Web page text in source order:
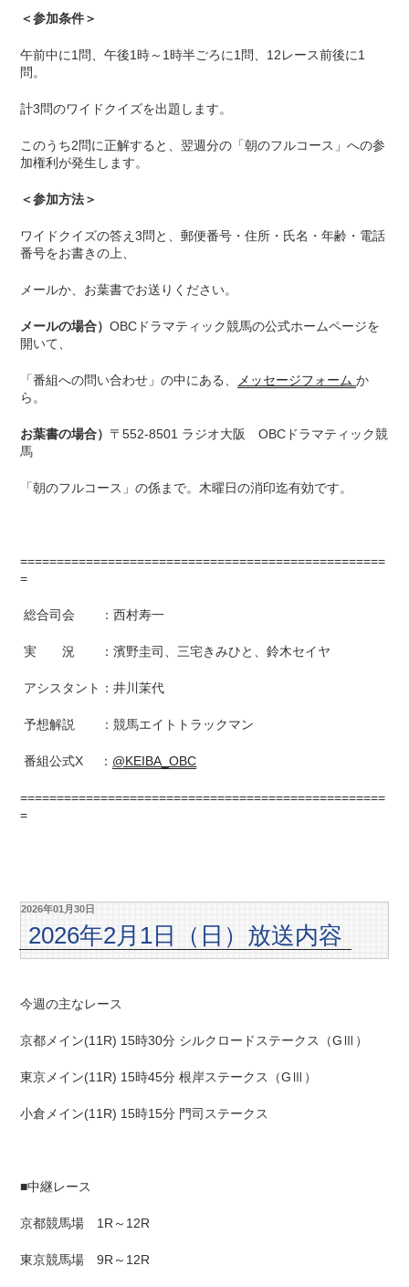
＜参加条件＞
午前中に1問、午後1時～1時半ごろに1問、12レース前後に1
問。
計3問のワイドクイズを出題します。
このうち2問に正解すると、翌週分の「朝のフルコース」への参
加権利が発生します。
＜参加方法＞
ワイドクイズの答え3問と、郵便番号・住所・氏名・年齢・電話
番号をお書きの上、
メールか、お葉書でお送りください。
メールの場合）OBCドラマティック競馬の公式ホームページを
開いて、
「番組への問い合わせ」の中にある、 メッセージフォームか
ら。
お葉書の場合） 〒552-8501 ラジオ大阪 OBCドラマティック競
馬
「朝のフルコース」の係まで。木曜日の消印迄有効です。
==================================================
=
総合司会 ：西村寿一
実 況 ：濱野圭司、三宅きみひと、鈴木セイヤ
アシスタント：井川茉代
予想解説 ：競馬エイトトラックマン
番組公式X ： @KEIBA_OBC
==================================================
=
2026年01月30日
2026年2月1日（日）放送内容
今週の主なレース
京都メイン(11R) 15時30分 シルクロードステークス（GⅢ）
東京メイン(11R) 15時45分 根岸ステークス（GⅢ）
小倉メイン(11R) 15時15分 門司ステークス
■中継レース
京都競馬場 1R～12R
東京競馬場 9R～12R